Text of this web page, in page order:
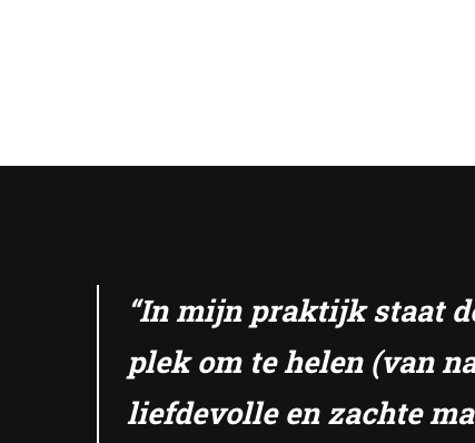
“In mijn praktijk staat
plek om te helen (van
liefdevolle en zachte